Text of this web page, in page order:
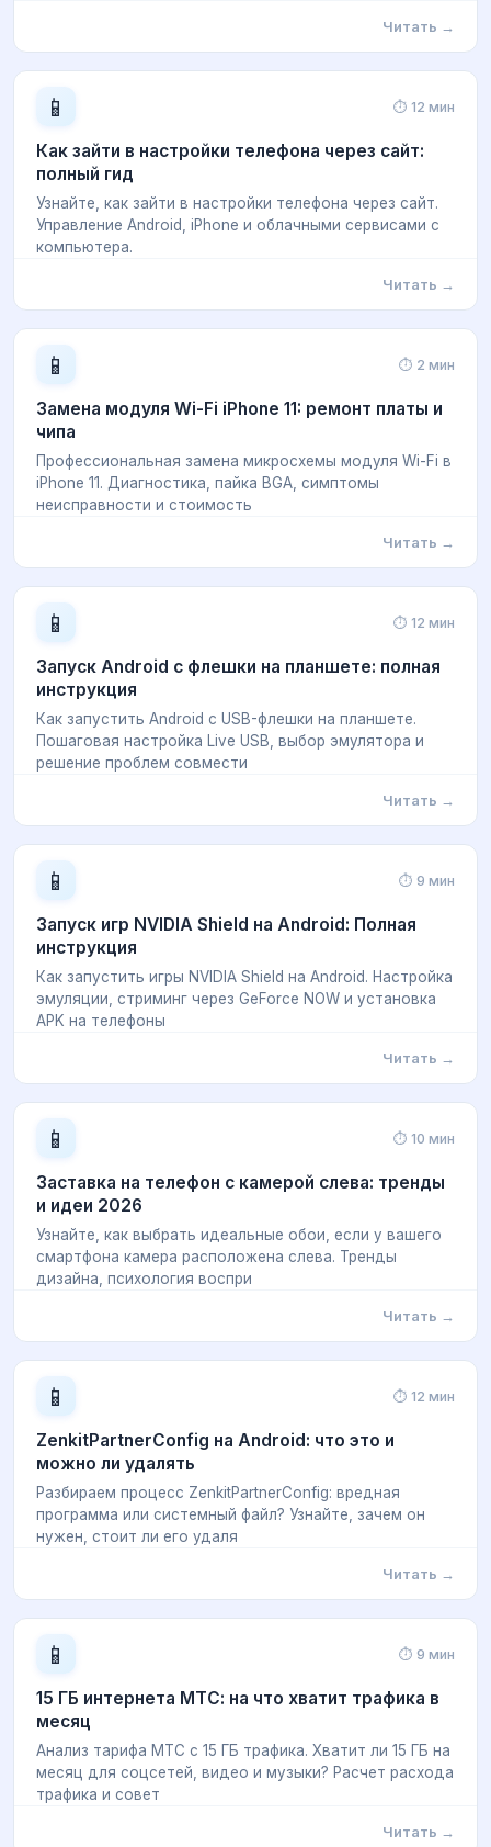
Читать →
📱 ⏱ 12 мин
Как зайти в настройки телефона через сайт:
полный гид
Узнайте, как зайти в настройки телефона через сайт.
Управление Android, iPhone и облачными сервисами с
компьютера.
Читать →
📱 ⏱ 2 мин
Замена модуля Wi-Fi iPhone 11: ремонт платы и
чипа
Профессиональная замена микросхемы модуля Wi-Fi в
iPhone 11. Диагностика, пайка BGA, симптомы
неисправности и стоимость
Читать →
📱 ⏱ 12 мин
Запуск Android с флешки на планшете: полная
инструкция
Как запустить Android с USB-флешки на планшете.
Пошаговая настройка Live USB, выбор эмулятора и
решение проблем совмести
Читать →
📱 ⏱ 9 мин
Запуск игр NVIDIA Shield на Android: Полная
инструкция
Как запустить игры NVIDIA Shield на Android. Настройка
эмуляции, стриминг через GeForce NOW и установка
APK на телефоны
Читать →
📱 ⏱ 10 мин
Заставка на телефон с камерой слева: тренды
и идеи 2026
Узнайте, как выбрать идеальные обои, если у вашего
смартфона камера расположена слева. Тренды
дизайна, психология воспри
Читать →
📱 ⏱ 12 мин
ZenkitPartnerConfig на Android: что это и
можно ли удалять
Разбираем процесс ZenkitPartnerConfig: вредная
программа или системный файл? Узнайте, зачем он
нужен, стоит ли его удаля
Читать →
📱 ⏱ 9 мин
15 ГБ интернета МТС: на что хватит трафика в
месяц
Анализ тарифа МТС с 15 ГБ трафика. Хватит ли 15 ГБ на
месяц для соцсетей, видео и музыки? Расчет расхода
трафика и совет
Читать →